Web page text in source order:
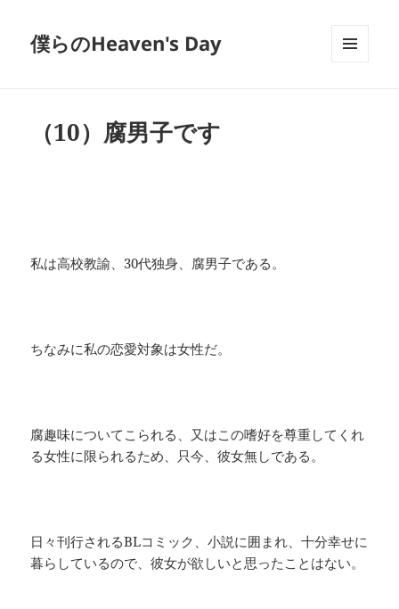
僕らのHeaven's Day
（10）腐男子です
私は高校教諭、30代独身、腐男子である。
ちなみに私の恋愛対象は女性だ。
腐趣味についてこられる、又はこの嗜好を尊重してくれ
る女性に限られるため、只今、彼女無しである。
日々刊行されるBLコミック、小説に囲まれ、十分幸せに
暮らしているので、彼女が欲しいと思ったことはない。